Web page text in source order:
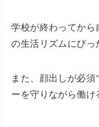
学校が終わってから
の生活リズムにぴっ
また、顔出しが必
ーを守りながら働け